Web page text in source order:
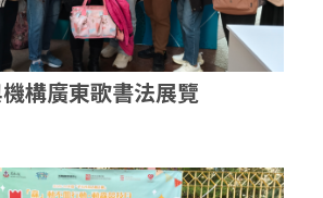
構廣東歌書法展覽